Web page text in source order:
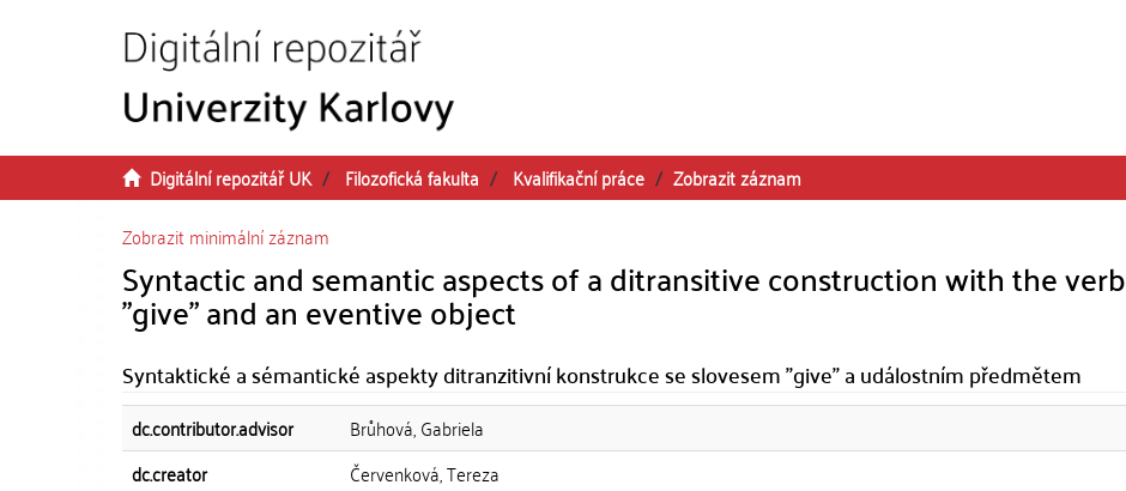
Digitální repozitář UK Filozofická fakulta Kvalifikační práce
Zobrazit záznam
Zobrazit minimální záznam
Syntactic and semantic aspects of a ditransitive construction with the verb
"give" and an eventive object
Syntaktické a sémantické aspekty ditranzitivní konstrukce se slovesem "give" a událostním předmětem
dc.contributor.advisor
Brůhová, Gabriela
dc.creator
Červenková, Tereza